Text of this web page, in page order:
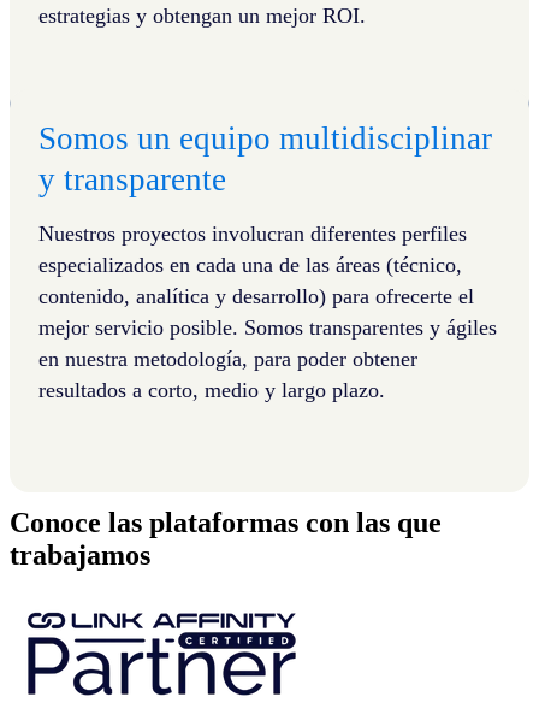
estrategias y obtengan un mejor ROI.
Somos un equipo multidisciplinar
y transparente
Nuestros proyectos involucran diferentes perfiles
especializados en cada una de las áreas (técnico,
contenido, analítica y desarrollo) para ofrecerte el
mejor servicio posible. Somos transparentes y ágiles
en nuestra metodología, para poder obtener
resultados a corto, medio y largo plazo.
Conoce las plataformas con las que
trabajamos